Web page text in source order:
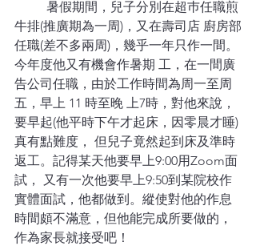
牛排(推廣期為一周)，又在壽司店 廚房部
任職(差不多兩周)，幾乎一年只作一間。
今年度他又有機會作暑期 工，在一間廣
告公司任職，由於工作時間為周一至周
五，早上 11 時至晚 上7時，對他來說，
要早起(他平時下午才起床，因零晨才睡)
真有點難度， 但兒子竟然起到床及準時
返工。記得某天他要早上9:00用Zoom面
試， 又有一次他要早上9:50到某院校作
實體面試，他都做到。縱使對他的作息
時間頗不滿意，但他能完成所要做的，
作為家長就接受吧！